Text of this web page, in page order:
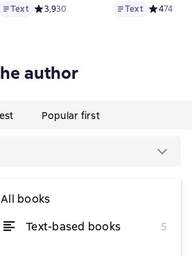
на основе 105 оценок
TextText Средний рейтинг 3,9 на основе 30
3,930 TextText Средний
474
author
Popular first
All books
Text-based books
5
from $2.71